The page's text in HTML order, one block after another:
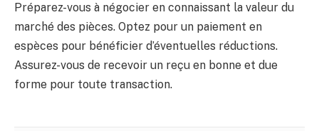
Préparez-vous à négocier en connaissant la valeur du
marché des pièces. Optez pour un paiement en
espèces pour bénéficier d’éventuelles réductions.
Assurez-vous de recevoir un reçu en bonne et due
forme pour toute transaction.